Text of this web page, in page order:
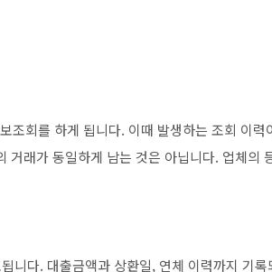
조회를 하게 됩니다. 이때 발생하는 조회 이력
래가 동일하게 남는 것은 아닙니다. 업체의
니다. 대출금액과 상환일, 연체 이력까지 기록